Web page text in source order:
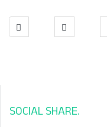
SOCIAL SHARE